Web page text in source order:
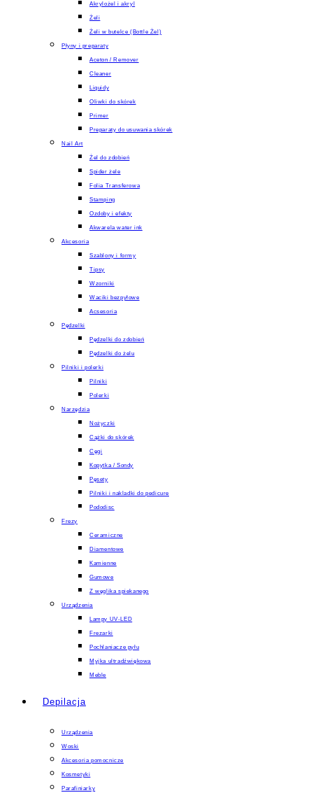
Akrylożel i akryl
Żeli
Żeli w butelce (Bottle Żel)
Płyny i preparaty
Aceton / Remover
Cleaner
Liquidy
Oliwki do skórek
Primer
Preparaty do usuwania skórek
Nail Art
Żel do zdobień
Spider żele
Folia Transferowa
Stamping
Ozdoby i efekty
Akwarela water ink
Akcesoria
Szablony i formy
Tipsy
Wzorniki
Waciki bezpyłowe
Acsesoria
Pędzelki
Pędzelki do zdobień
Pędzelki do żelu
Pilniki i polerki
Pilniki
Polerki
Narzędzia
Nożyczki
Cążki do skórek
Cęgi
Kopytka / Sondy
Pęsety
Pilniki i nakladki do pedicure
Pododisc
Frezy
Ceramiczne
Diamentowe
Kamienne
Gumowe
Z węglika spiekanego
Urządzenia
Lampy UV-LED
Frezarki
Pochlaniacze pyłu
Myjka ultradźwiękowa
Meble
Depilacja
Urządzenia
Woski
Akcesoria pomocnicze
Kosmetyki
Parafiniarky